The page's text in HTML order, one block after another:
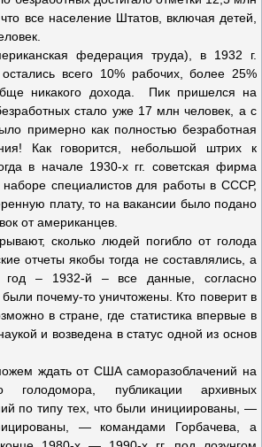
все население Штатов, включая детей,
федерация труда), в 1932 г.
всего 10% рабочих, более 25%
никакого дохода. Пик пришелся на
стало уже 17 млн человек, а с
примерно как полностью безработная
Как говорится, небольшой штрих к
в начале 1930-х гг. советская фирма
специалистов для работы в СССР,
плату, то на вакансии было подано
от американцев.
сколько людей погибло от голода
отчеты якобы тогда не составлялись, а
– 1932-й – все данные, согласно
почему-то уничтожены. Кто поверит в
в стране, где статистика впервые в
и возведена в статус одной из основ
ждать от США саморазоблачений на
голодомора, публикации архивных
по типу тех, что были инициированы, —
— командами Горбачева, а